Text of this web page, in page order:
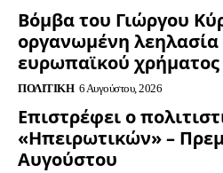
Βόμβα του Γιώργου
οργανωμένη λεηλασία
ευρωπαϊκού χρήματος
ΠΟΛΙΤΙΚΉ 6 Αυγούστου, 2026
Επιστρέφει ο
«Ηπειρωτικών» –
Αυγούστου